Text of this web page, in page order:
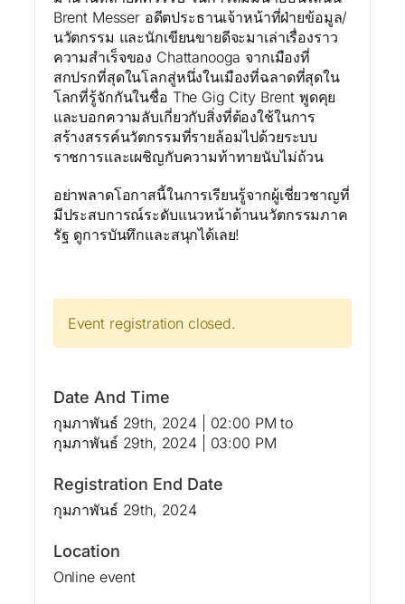
Brent Messer อดีตประธานเจ้าหน้าที่ฝ่ายข้อมูล/
นวัตกรรม และนักเขียนขายดีจะมาเล่าเรื่องราว
ความสำเร็จของ Chattanooga จากเมืองที่
สกปรกที่สุดในโลกสู่หนึ่งในเมืองที่ฉลาดที่สุดใน
โลกที่รู้จักกันในชื่อ The Gig City Brent พูดคุย
และบอกความลับเกี่ยวกับสิ่งที่ต้องใช้ในการ
สร้างสรรค์นวัตกรรมที่รายล้อมไปด้วยระบบ
ราชการและเผชิญกับความท้าทายนับไม่ถ้วน
อย่าพลาดโอกาสนี้ในการเรียนรู้จากผู้เชี่ยวชาญที่
มีประสบการณ์ระดับแนวหน้าด้านนวัตกรรมภาค
รัฐ ดูการบันทึกและสนุกได้เลย!
Event registration closed.
Date And Time
กุมภาพันธ์ 29th, 2024 | 02:00 PMto
กุมภาพันธ์ 29th, 2024 | 03:00 PM
Registration End Date
กุมภาพันธ์ 29th, 2024
Location
Online event